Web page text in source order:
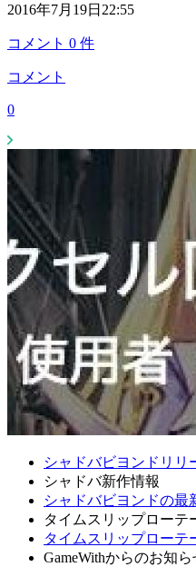
2016年7月19日22:55
コメント 0 件
コメント
0
シャドバビヨンドリリ
シャドバ新作情報
シャドバビヨンドの最
タイムスリップローテ
タイムスリップローテ
GameWithからのお知ら